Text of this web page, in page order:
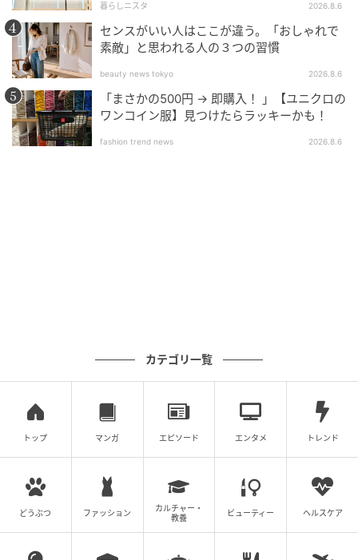
そのインナー選びが老け見えの原因かも。40代・50代「シアーアイテム」を
シアーアイテムが人気の今季こそ、インナー選びを見
直す絶好のタイミング。黒と白のリブインナーを揃え
ておけば着回しやすく、コーデの完成度も高まりま
す。脇役に見えるインナーこそ、大人の清潔感と上品
さを支える重要な存在です。＜text＆photo：Hiromi
暮らしニスタ 2026.8.6
センスがいい人はここが違う。「おしゃれで
素敵」と思われる人の３つの習慣
beauty news tokyo 2026.8.6
「まさかの500円 → 即購入！ 」【ユニクロの
ワンコイン服】見つけたらラッキーかも！
fashion trend news 2026.8.6
カテゴリ一覧
トップ マンガ エピソード エンタメ トレンド
どうぶつ ファッション
カルチャー・
教養
ビューティー ヘルスケア